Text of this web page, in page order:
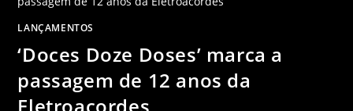
LANÇAMENTOS
‘Doces Doze Doses’ marca a
passagem de 12 anos da